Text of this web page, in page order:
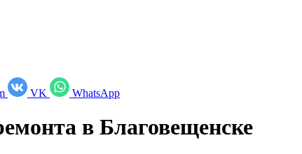
VK WhatsApp
в Благовещенске